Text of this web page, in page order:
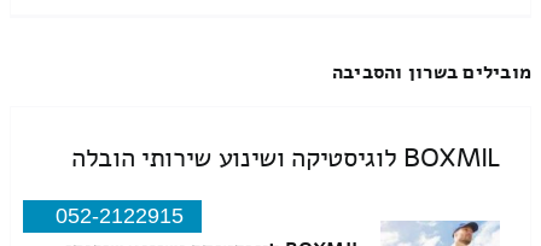
מובילים בשרון והסביבה
BOXMIL לוגיסטיקה ושינוע שירותי הובלה
052-2122915